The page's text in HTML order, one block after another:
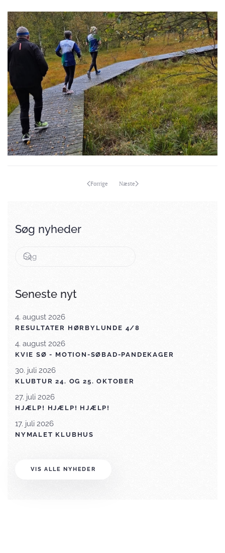
Forrige Næste
Søg nyheder
Seneste nyt
4. august 2026
RESULTATER HØRBYLUNDE 4/8
4. august 2026
KVIE SØ - MOTION-SØBAD-PANDEKAGER
30. juli 2026
KLUBTUR 24. OG 25. OKTOBER
27. juli 2026
HJÆLP! HJÆLP! HJÆLP!
17. juli 2026
NYMALET KLUBHUS
VIS ALLE NYHEDER